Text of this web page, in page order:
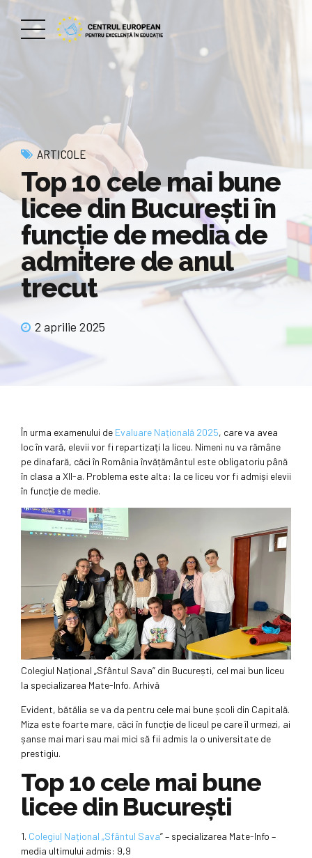
ARTICOLE
Top 10 cele mai bune
licee din București în
funcție de media de
admitere de anul
trecut
2 aprilie 2025
În urma examenului de Evaluare Națională 2025, care va avea
loc în vară, elevii vor fi repartizați la liceu. Nimeni nu va rămâne
pe dinafară, căci în România învățământul este obligatoriu până
în clasa a XII-a. Problema este alta: la ce liceu vor fi admiși elevii
în funcție de medie.
Colegiul Național „Sfântul Sava” din București, cel mai bun liceu
la specializarea Mate-Info. Arhivă
Evident, bătălia se va da pentru cele mai bune școli din Capitală.
Miza este foarte mare, căci în funcție de liceul pe care îl urmezi, ai
șanse mai mari sau mai mici să fii admis la o universitate de
prestigiu.
Top 10 cele mai bune
licee din București
1. Colegiul Național „Sfântul Sava” – specializarea Mate-Info –
media ultimului admis: 9,9